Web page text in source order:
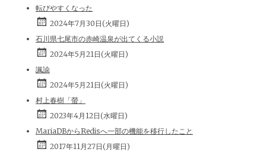
転びやすくなった
2024年7月30日(火曜日)
石川県七尾市の赤崎温泉が出てくる小説
2024年5月21日(火曜日)
諷諭
2024年5月21日(火曜日)
村上春樹「螢」
2023年4月12日(水曜日)
MariaDBからRedisへ一部の機能を移行したこと
2017年11月27日(月曜日)